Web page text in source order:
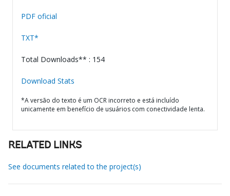
PDF oficial
TXT*
Total Downloads** : 154
Download Stats
*A versão do texto é um OCR incorreto e está incluído
unicamente em benefício de usuários com conectividade lenta.
RELATED LINKS
See documents related to the project(s)